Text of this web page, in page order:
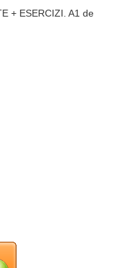
+ ESERCIZI. A1 de